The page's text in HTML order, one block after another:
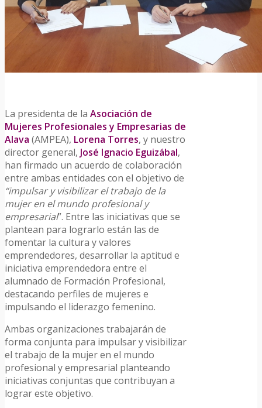
La presidenta de la Asociación de
Mujeres Profesionales y Empresarias de
Alava (AMPEA), Lorena Torres, y nuestro
director general, José Ignacio Eguizábal,
han firmado un acuerdo de colaboración
entre ambas entidades con el objetivo de
“impulsar y visibilizar el trabajo de la
mujer en el mundo profesional y
empresarial”. Entre las iniciativas que se
plantean para lograrlo están las de
fomentar la cultura y valores
emprendedores, desarrollar la aptitud e
iniciativa emprendedora entre el
alumnado de Formación Profesional,
destacando perfiles de mujeres e
impulsando el liderazgo femenino.
Ambas organizaciones trabajarán de
forma conjunta para impulsar y visibilizar
el trabajo de la mujer en el mundo
profesional y empresarial planteando
iniciativas conjuntas que contribuyan a
lograr este objetivo.